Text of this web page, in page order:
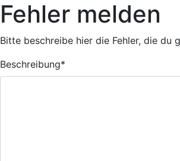
Fehler melden
Bitte beschreibe hier die Fehler, die du
Beschreibung*